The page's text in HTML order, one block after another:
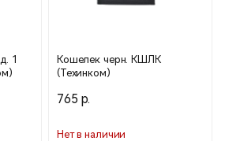
1
Кошелек черн. КШЛК
(Техинком)
765 р.
Нет в наличии